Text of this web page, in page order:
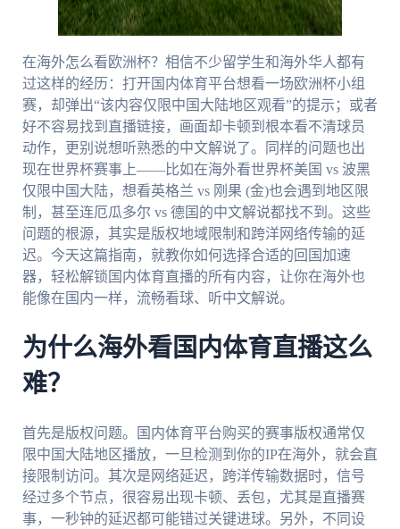
在海外怎么看欧洲杯？相信不少留学生和海外华人都有
过这样的经历：打开国内体育平台想看一场欧洲杯小组
赛，却弹出“该内容仅限中国大陆地区观看”的提示；或者
好不容易找到直播链接，画面却卡顿到根本看不清球员
动作，更别说想听熟悉的中文解说了。同样的问题也出
现在世界杯赛事上——比如在海外看世界杯美国 vs 波黑
仅限中国大陆，想看英格兰 vs 刚果 (金)也会遇到地区限
制，甚至连厄瓜多尔 vs 德国的中文解说都找不到。这些
问题的根源，其实是版权地域限制和跨洋网络传输的延
迟。今天这篇指南，就教你如何选择合适的回国加速
器，轻松解锁国内体育直播的所有内容，让你在海外也
能像在国内一样，流畅看球、听中文解说。
为什么海外看国内体育直播这么
难？
首先是版权问题。国内体育平台购买的赛事版权通常仅
限中国大陆地区播放，一旦检测到你的IP在海外，就会直
接限制访问。其次是网络延迟，跨洋传输数据时，信号
经过多个节点，很容易出现卡顿、丢包，尤其是直播赛
事，一秒钟的延迟都可能错过关键进球。另外，不同设